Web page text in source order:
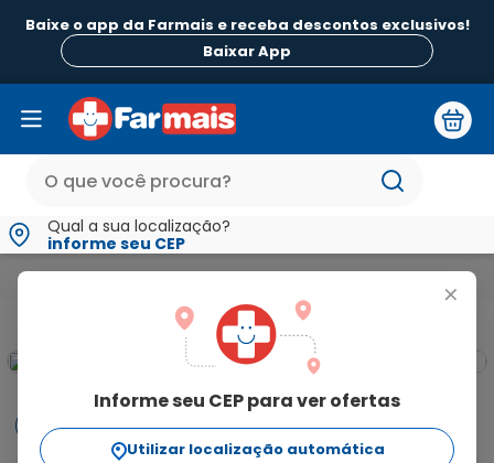
Baixe o app da Farmais e receba descontos exclusivos!
Baixar App
Qual a sua localização?
informe seu CEP
+
Informe seu CEP para ver ofertas
Utilizar localização automática
Gomets Bala de Goma Tubo
Informações